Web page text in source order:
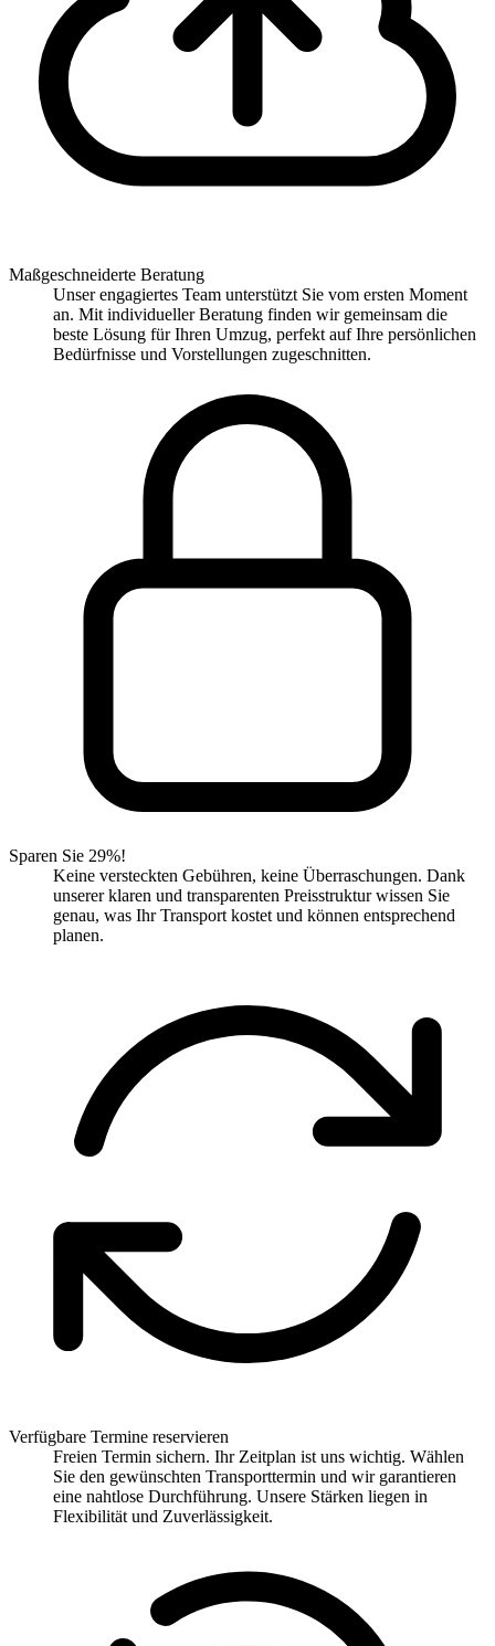
Maßgeschneiderte Beratung
Unser engagiertes Team unterstützt Sie vom ersten Moment
an. Mit individueller Beratung finden wir gemeinsam die
beste Lösung für Ihren Umzug, perfekt auf Ihre persönlichen
Bedürfnisse und Vorstellungen zugeschnitten.
Sparen Sie 29%!
Keine versteckten Gebühren, keine Überraschungen. Dank
unserer klaren und transparenten Preisstruktur wissen Sie
genau, was Ihr Transport kostet und können entsprechend
planen.
Verfügbare Termine reservieren
Freien Termin sichern. Ihr Zeitplan ist uns wichtig. Wählen
Sie den gewünschten Transporttermin und wir garantieren
eine nahtlose Durchführung. Unsere Stärken liegen in
Flexibilität und Zuverlässigkeit.